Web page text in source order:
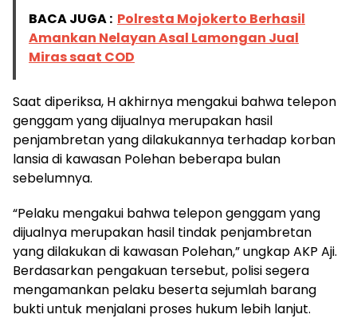
BACA JUGA : Polresta Mojokerto Berhasil
Amankan Nelayan Asal Lamongan Jual
Miras saat COD
Saat diperiksa, H akhirnya mengakui bahwa telepon
genggam yang dijualnya merupakan hasil
penjambretan yang dilakukannya terhadap korban
lansia di kawasan Polehan beberapa bulan
sebelumnya.
“Pelaku mengakui bahwa telepon genggam yang
dijualnya merupakan hasil tindak penjambretan
yang dilakukan di kawasan Polehan,” ungkap AKP Aji.
Berdasarkan pengakuan tersebut, polisi segera
mengamankan pelaku beserta sejumlah barang
bukti untuk menjalani proses hukum lebih lanjut.